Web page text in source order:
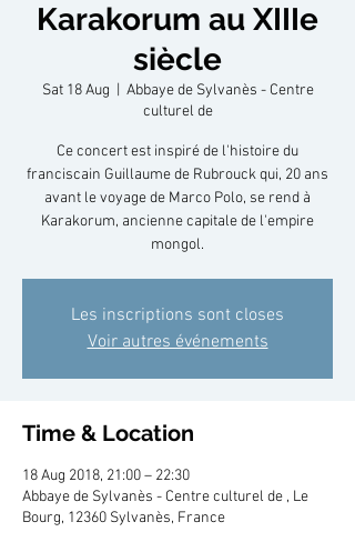
Karakorum au XIIIe
siècle
Sat 18 Aug
  |
Abbaye de Sylvanès - Centre
culturel de
Ce concert est inspiré de l'histoire du
franciscain Guillaume de Rubrouck qui, 20 ans
avant le voyage de Marco Polo, se rend à
Karakorum, ancienne capitale de l'empire
mongol.
Les inscriptions sont closes
Voir autres événements
Time & Location
18 Aug 2018, 21:00 – 22:30
Abbaye de Sylvanès - Centre culturel de , Le
Bourg, 12360 Sylvanès, France